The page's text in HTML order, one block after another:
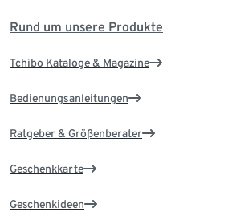
Rund um unsere Produkte
Tchibo Kataloge & Magazine
Bedienungsanleitungen
Ratgeber & Größenberater
Geschenkkarte
Geschenkideen